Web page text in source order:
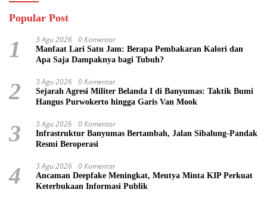
Popular Post
1 3 Agu 2026 0 Komentar
Manfaat Lari Satu Jam: Berapa Pembakaran Kalori dan
Apa Saja Dampaknya bagi Tubuh?
2 3 Agu 2026 0 Komentar
Sejarah Agresi Militer Belanda I di Banyumas: Taktik Bumi
Hangus Purwokerto hingga Garis Van Mook
3 3 Agu 2026 0 Komentar
Infrastruktur Banyumas Bertambah, Jalan Sibalung-Pandak
Resmi Beroperasi
4 3 Agu 2026 0 Komentar
Ancaman Deepfake Meningkat, Meutya Minta KIP Perkuat
Keterbukaan Informasi Publik